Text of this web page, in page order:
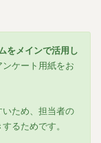
をメインで活用し
ンケート用紙をお
ため、担当者の
るためです。